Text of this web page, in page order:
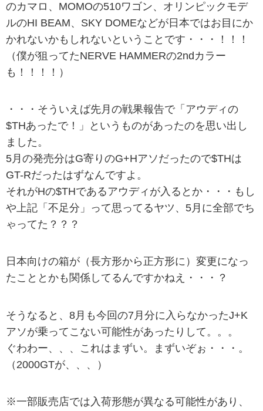
のカマロ、MOMOの510ワゴン、オリンピックモデ
ルのHI BEAM、SKY DOMEなどが日本ではお目にか
かれないかもしれないということです・・・！！！
（僕が狙ってたNERVE HAMMERの2ndカラー
も！！！！）
・・・そういえば先月の戦果報告で「アウディの
$THあったで！」というものがあったのを思い出し
ました。
5月の発売分はG寄りのG+Hアソだったので$THは
GT-Rだったはずなんですよ。
それがHの$THであるアウディが入るとか・・・もし
や上記「不足分」って思ってるヤツ、5月に全部でち
ゃってた？？？
日本向けの箱が（長方形から正方形に）変更になっ
たこととかも関係してるんですかねえ・・・？
そうなると、8月も今回の7月分に入らなかったJ+K
アソが乗ってこない可能性があったりして。。。
ぐわわー、、、これはまずい。まずいぞぉ・・・。
（2000GTが、、、）
※一部販売店では入荷形態が異なる可能性があり、